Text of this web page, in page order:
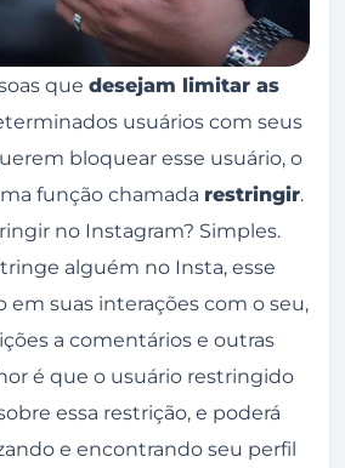
que desejam limitar as
usuários com seus
bloquear esse usuário, o
função chamada restringir.
no Instagram? Simples.
alguém no Insta, esse
em suas interações com o seu,
a comentários e outras
é que o usuário restringido
essa restrição, e poderá
e encontrando seu perfil